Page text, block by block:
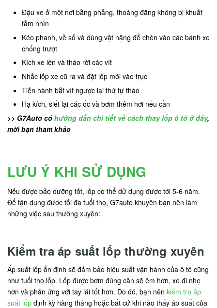
Đậu xe ở một nơi bằng phẳng, thoáng đãng không bị khuất
tầm nhìn
Kéo phanh, về số và dùng vật nặng để chèn vào các bánh xe
chống trượt
Kích xe lên và tháo rời các vít
Nhấc lốp xe cũ ra và đặt lốp mới vào trục
Tiến hành bắt vít ngược lại thứ tự tháo
Hạ kích, siết lại các ốc và bơm thêm hơi nếu cần
>> G7Auto có hướng dẫn chi tiết về cách thay lốp ô tô ở đây,
mời bạn tham khảo
LƯU Ý KHI SỬ DỤNG
Nếu được bảo dưỡng tốt, lốp có thể dử dụng được tới 5-6 năm.
Để tận dụng được tối đa tuổi thọ, G7auto khuyên bạn nên làm
những việc sau thường xuyên:
Kiểm tra áp suất lốp thường xuyên
Áp suất lốp ổn định sẽ đảm bảo hiệu suất vận hành của ô tô cũng
như tuổi thọ lốp. Lốp được bơm đúng cân sẽ êm hơn, xe đi nhẹ
hơn và phản ứng với tay lái tốt hơn. Do đó, bạn nên kiểm tra áp
suất lốp định kỳ hàng tháng hoặc bất cứ khi nào thấy áp suất của